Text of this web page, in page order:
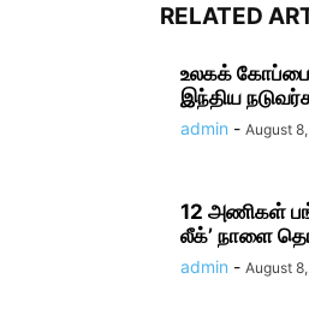
RELATED
உலகக்
இந்திய
admin - August
12 அணிகள்
லீக்’ நாளை
admin - August